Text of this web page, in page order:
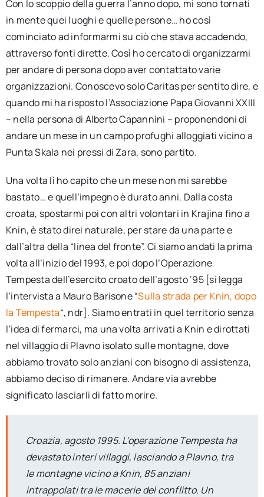
Con lo scoppio della guerra l’anno dopo, mi sono tornati
in mente quei luoghi e quelle persone… ho così
cominciato ad informarmi su ciò che stava accadendo,
attraverso fonti dirette. Così ho cercato di organizzarmi
per andare di persona dopo aver contattato varie
organizzazioni. Conoscevo solo Caritas per sentito dire, e
quando mi ha risposto l’Associazione Papa Giovanni XXIII
– nella persona di Alberto Capannini – proponendoni di
andare un mese in un campo profughi alloggiati vicino a
Punta Skala nei pressi di Zara, sono partito.
Una volta lì ho capito che un mese non mi sarebbe
bastato… e quell’impegno è durato anni. Dalla costa
croata, spostarmi poi con altri volontari in Krajina fino a
Knin, è stato direi naturale, per stare da una parte e
dall’altra della “linea del fronte”. Ci siamo andati la prima
volta all’inizio del 1993, e poi dopo l’Operazione
Tempesta dell’esercito croato dell’agosto ‘95 [si legga
l’intervista a Mauro Barisone “Sulla strada per Knin, dopo
la Tempesta“, ndr]. Siamo entrati in quel territorio senza
l’idea di fermarci, ma una volta arrivati a Knin e dirottati
nel villaggio di Plavno isolato sulle montagne, dove
abbiamo trovato solo anziani con bisogno di assistenza,
abbiamo deciso di rimanere. Andare via avrebbe
significato lasciarli di fatto morire.
Croazia, agosto 1995. L’operazione Tempesta ha
devastato interi villaggi, lasciando a Plavno, tra
le montagne vicino a Knin, 85 anziani
intrappolati tra le macerie del conflitto. Un